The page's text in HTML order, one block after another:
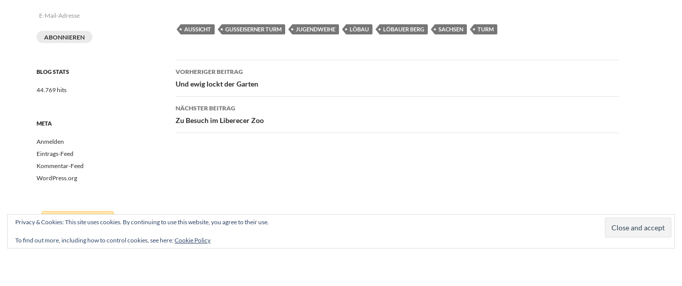
AUSSICHT GUSSEISERNER TURM JUGENDWEIHE LÖBAU LÖBAUER BERG SACHSEN TURM
Beitragsnavigation
VORHERIGER BEITRAG
Und ewig lockt der Garten
NÄCHSTER BEITRAG
Zu Besuch im Liberecer Zoo
E-
ABONNIEREN
BLOG STATS
44.769 hits
META
Anmelden
Eintrags-Feed
Kommentar-Feed
WordPress.org
Privacy & Cookies: This site uses cookies. By continuing to use this website, you agree to their use.
To find out more, including how to control cookies, see here:Cookie Policy